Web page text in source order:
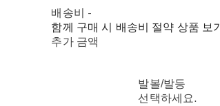
배송비 -
함께 구매 시 배송비 절약 상품 보기
추가 금액
발볼/발등
선택하세요.